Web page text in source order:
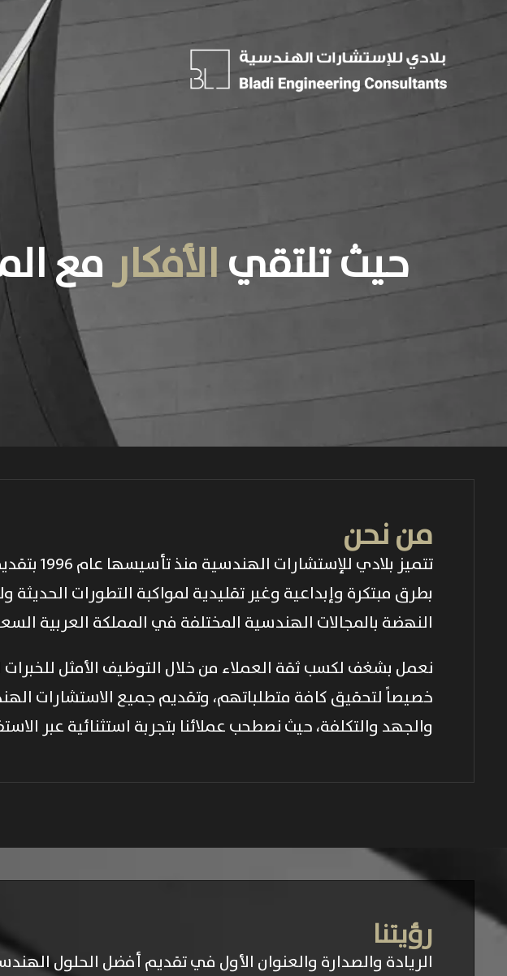
حيثتلتقيالأفكارمع
من نحن
تتميز
بطرق مبتكرة وإبداعية وغير تقليدية لمواكبة التطورات الحديثة
النهضة بالمجالات الهندسية المختلفة في المملكة العربية
نعمل بشغف لكسب ثقة العملاء من خلال التوظيف الأمثل
خصيصاً لتحقيق كافة متطلباتهم، وتقديم جميع الاستشارات
والجهد والتكلفة، حيث نصطحب عملائنا بتجربة استثنائية عبر
رؤيتنا​
الريادة والصدارة والعنوان الأول في تقديم أفضل الحلول